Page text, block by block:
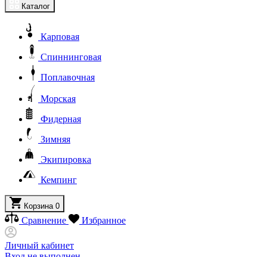
Каталог
Карповая
Спиннинговая
Поплавочная
Морская
Фидерная
Зимняя
Экипировка
Кемпинг
Корзина 0
Сравнение Избранное
Личный кабинет